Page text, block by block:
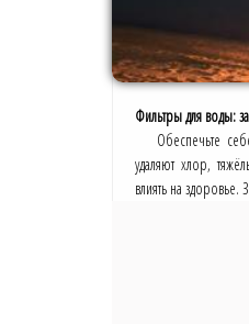
Фильтры для воды:
Обеспечьте
удаляют хлор,
влиять на